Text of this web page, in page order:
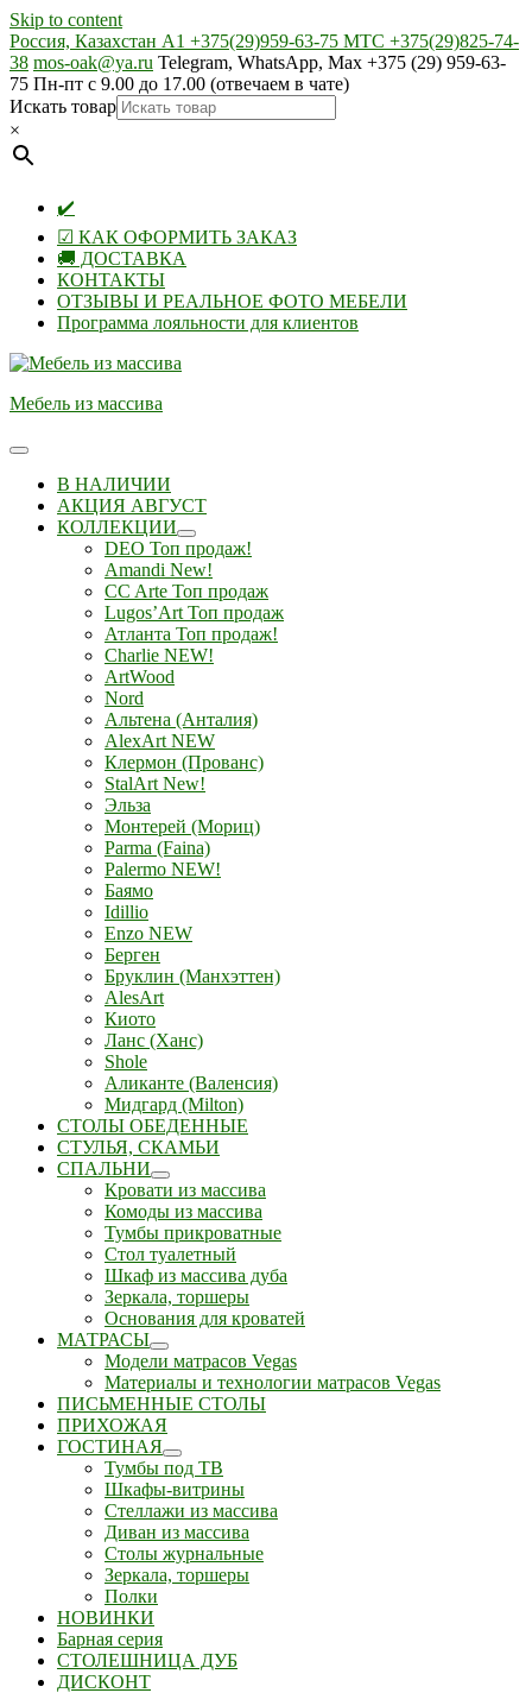
Skip to content
Россия, Казахстан А1 +375(29)959-63-75 МТС +375(29)825-74-
38 mos-oak@ya.ru Telegram, WhatsApp, Max +375 (29) 959-63-
75 Пн-пт с 9.00 до 17.00 (отвечаем в чате)
Искать товар
×
✔️
☑ КАК ОФОРМИТЬ ЗАКАЗ
🚚 ДОСТАВКА
КОНТАКТЫ
ОТЗЫВЫ И РЕАЛЬНОЕ ФОТО МЕБЕЛИ
Программа лояльности для клиентов
Мебель из массива
В НАЛИЧИИ
АКЦИЯ АВГУСТ
КОЛЛЕКЦИИ
DEO Топ продаж!
Amandi New!
CC Arte Топ продаж
Lugos’Art Топ продаж
Атланта Топ продаж!
Charlie NEW!
ArtWood
Nord
Альтена (Анталия)
AlexArt NEW
Клермон (Прованс)
StalArt New!
Эльза
Монтерей (Мориц)
Parma (Faina)
Palermo NEW!
Баямо
Idillio
Enzo NEW
Берген
Бруклин (Манхэттен)
AlesArt
Киото
Ланс (Ханс)
Shole
Аликанте (Валенсия)
Мидгард (Milton)
СТОЛЫ ОБЕДЕННЫЕ
СТУЛЬЯ, СКАМЬИ
СПАЛЬНИ
Кровати из массива
Комоды из массива
Тумбы прикроватные
Стол туалетный
Шкаф из массива дуба
Зеркала, торшеры
Основания для кроватей
МАТРАСЫ
Модели матрасов Vegas
Материалы и технологии матрасов Vegas
ПИСЬМЕННЫЕ СТОЛЫ
ПРИХОЖАЯ
ГОСТИНАЯ
Тумбы под ТВ
Шкафы-витрины
Стеллажи из массива
Диван из массива
Столы журнальные
Зеркала, торшеры
Полки
НОВИНКИ
Барная серия
СТОЛЕШНИЦА ДУБ
ДИСКОНТ